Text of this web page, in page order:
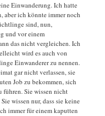
Einwanderung. Ich hatte
aber ich könnte immer noch
sind, nun,
und vor einem
das nicht vergleichen. Ich
wird es auch von
Einwanderer zu nennen.
gar nicht verlassen, sie
Job zu bekommen, sich
führen. Sie wissen nicht
wissen nur, dass sie keine
immer für einem kaputten